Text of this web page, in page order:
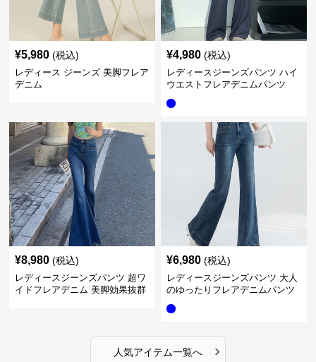
¥5,980 (税込)
レディース ジーンズ 美脚フレア
デニム
¥4,980 (税込)
レディースジーンズパンツ ハイ
ウエストフレアデニムパンツ
¥8,980 (税込)
レディースジーンズパンツ 超ワ
イドフレアデニム 美脚効果抜群
¥6,980 (税込)
レディースジーンズパンツ 大人
のゆったりフレアデニムパンツ
人気アイテム一覧へ ›